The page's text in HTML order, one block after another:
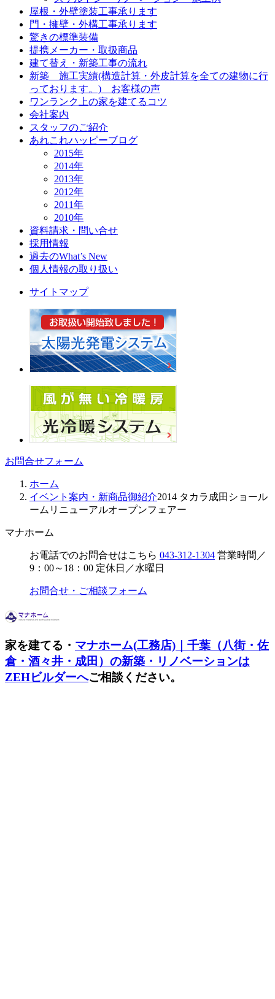
屋根・外壁塗装工事承ります
門・擁壁・外構工事承ります
驚きの標準装備
提携メーカー・取扱商品
建て替え・新築工事の流れ
新築 施工実績(構造計算・外皮計算を全ての建物に行
っております。) お客様の声
ワンランク上の家を建てるコツ
会社案内
スタッフのご紹介
あれこれハッピーブログ
2015年
2014年
2013年
2012年
2011年
2010年
資料請求・問い合せ
採用情報
過去のWhat’s New
個人情報の取り扱い
サイトマップ
お問合せフォーム
ホーム
イベント案内・新商品御紹介2014 タカラ成田ショール
ームリニューアルオープンフェアー
マナホーム
お電話でのお問合せはこちら 043-312-1304 営業時間／
9：00～18：00 定休日／水曜日
お問合せ・ご相談フォーム
家を建てる・ マナホーム(工務店)｜千葉（八街・佐
倉・酒々井・成田）の新築・リノベーションは
ZEHビルダーへご相談ください。